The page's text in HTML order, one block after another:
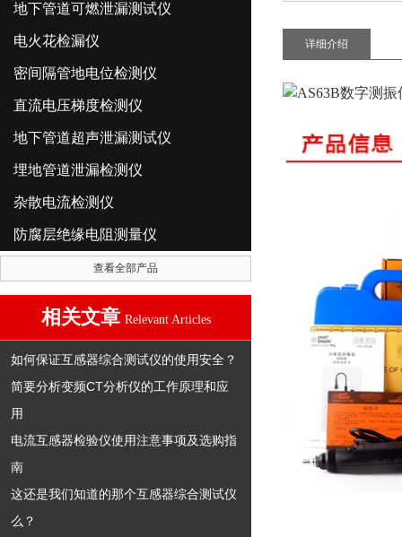
地下管道可燃泄漏测试仪
电火花检漏仪
密间隔管地电位检测仪
直流电压梯度检测仪
地下管道超声泄漏测试仪
埋地管道泄漏检测仪
杂散电流检测仪
防腐层绝缘电阻测量仪
查看全部产品
相关文章 Relevant Articles
如何保证互感器综合测试仪的使用安全？
简要分析变频CT分析仪的工作原理和应
用
电流互感器检验仪使用注意事项及选购指
南
这还是我们知道的那个互感器综合测试仪
么？
详细介绍
AS63B数字测